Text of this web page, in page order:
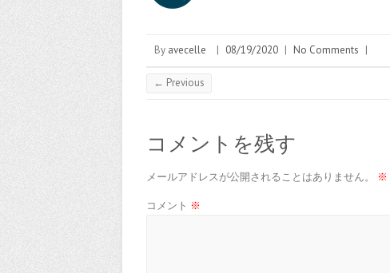
By avecelle | 08/19/2020 | No Comments |
← Previous
コメントを残す
メールアドレスが公開されることはありません。 ※
コメント ※